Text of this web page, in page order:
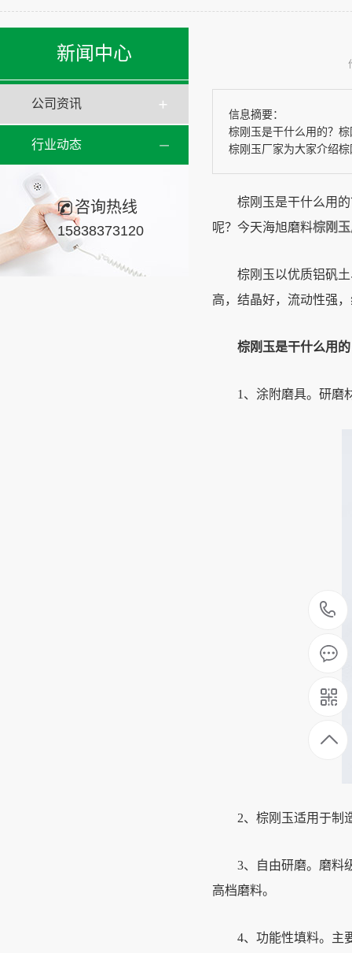
新闻中心
公司资讯
行业动态
咨询热线
15838373120
信息摘要：
棕刚玉是干什么用的？
棕刚玉厂家为大家介绍
棕刚玉是干什么用的
呢？今天海旭磨料棕刚
棕刚玉以优质铝矾土
高，结晶好，流动性强
棕刚玉是干什么用的
1、涂附磨具。研磨材
2、棕刚玉适用于制造
3、自由研磨。磨料级
高档磨料。
4、功能性填料。主要